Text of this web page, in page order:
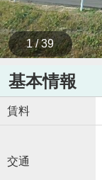
1 / 39
基本情報
賃料
交通